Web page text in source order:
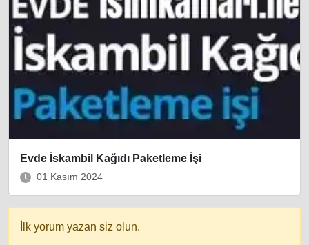
Evde İskambil Kağıdı Paketleme İşi
01 Kasım 2024
İlk yorum yazan siz olun.